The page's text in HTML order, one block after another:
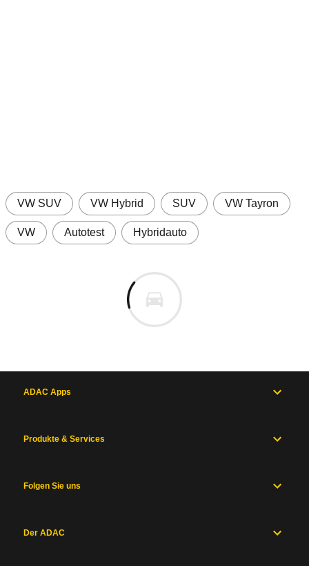
VW SUV VW Hybrid SUV VW Tayron
VW Autotest Hybridauto
ADAC Apps
Produkte & Services
Folgen Sie uns
Der ADAC